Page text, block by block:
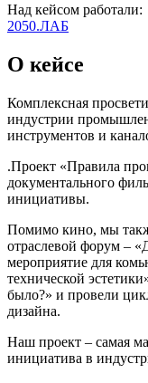
Над кейсом работали:
2050.ЛАБ
О кейсе
Комплексная
индустрии
инструментов и
.Проект «Правила
документального
инициативы.
Помимо кино, мы
отраслевой форум –
мероприятие для
технической
было?» и провели
дизайна.
Наш проект – самая
инициатива в